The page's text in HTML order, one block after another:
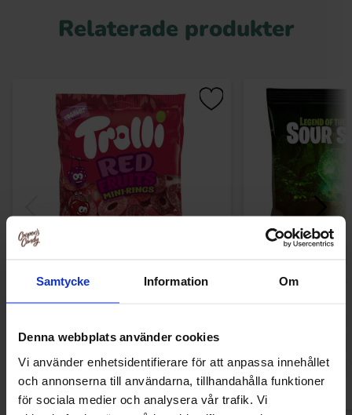
Samtycke Information Om
Denna webbplats använder cookies
Vi använder enhetsidentifierare för att anpassa innehållet
och annonserna till användarna, tillhandahålla funktioner
för sociala medier och analysera vår trafik. Vi
Relaterade produkter
Trolli Red Fruits Mini Rings 100g
Köp
Grahns Sura